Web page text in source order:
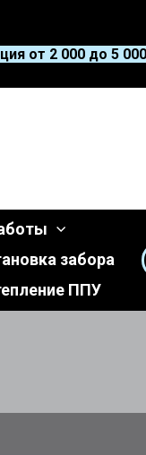
от 2 000 до 5
забора
ППУ